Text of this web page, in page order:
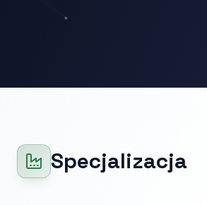
Specjalizacja